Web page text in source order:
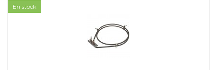
En stock